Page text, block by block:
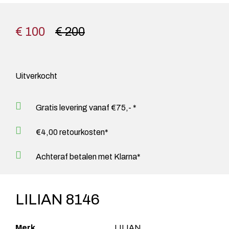
€ 200
€ 100
Uitverkocht
Gratis levering vanaf €75,- *
€4,00 retourkosten*
Achteraf betalen met Klarna*
LILIAN 8146